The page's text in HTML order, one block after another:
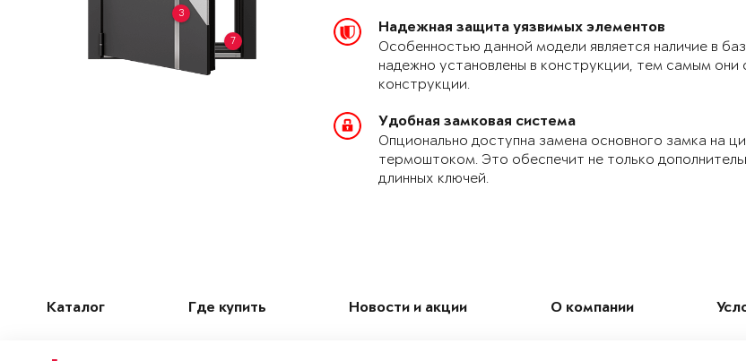
3
7
Надежная защита уязвимых элементов
Особенностью данной модели является наличие в
надежно установлены в конструкции, тем самым
конструкции.
Удобная замковая система
Опционально доступна замена основного замка на
термоштоком. Это обеспечит не только
длинных ключей.
Каталог Где купить Новости и акции О компании